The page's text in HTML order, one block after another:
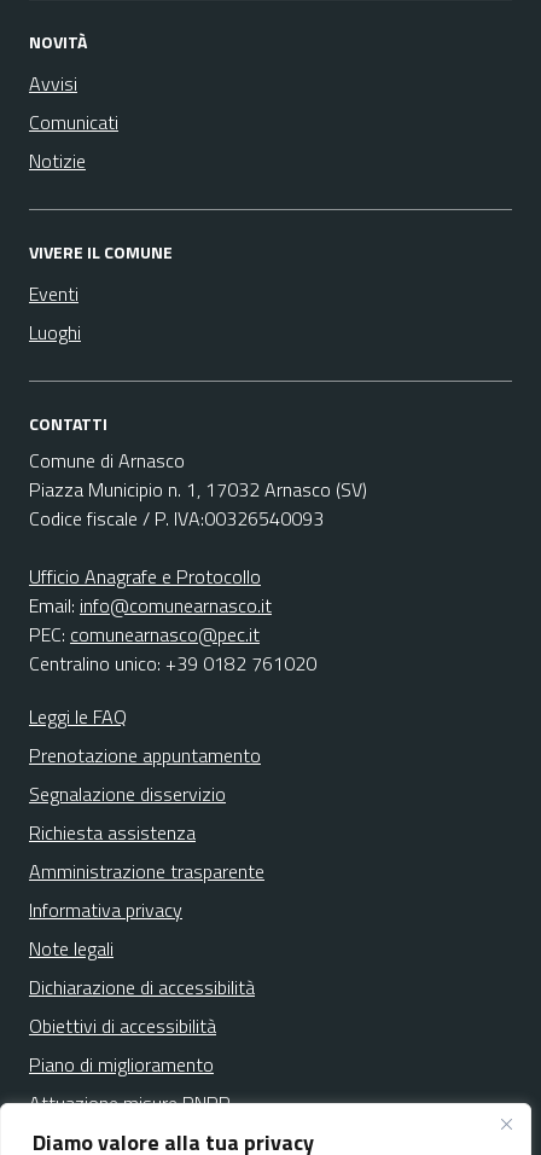
Diamo valore alla tua privacy
NOVITÀ
Avvisi
Comunicati
Notizie
VIVERE IL COMUNE
Eventi
Luoghi
CONTATTI
Comune di Arnasco
Piazza Municipio n. 1, 17032 Arnasco (SV)
Codice fiscale / P. IVA:00326540093
Ufficio Anagrafe e Protocollo
Email: info@comunearnasco.it
PEC: comunearnasco@pec.it
Centralino unico: +39 0182 761020
Leggi le FAQ
Prenotazione appuntamento
Segnalazione disservizio
Richiesta assistenza
Amministrazione trasparente
Informativa privacy
Note legali
Dichiarazione di accessibilità
Obiettivi di accessibilità
Piano di miglioramento
Attuazione misure PNRR